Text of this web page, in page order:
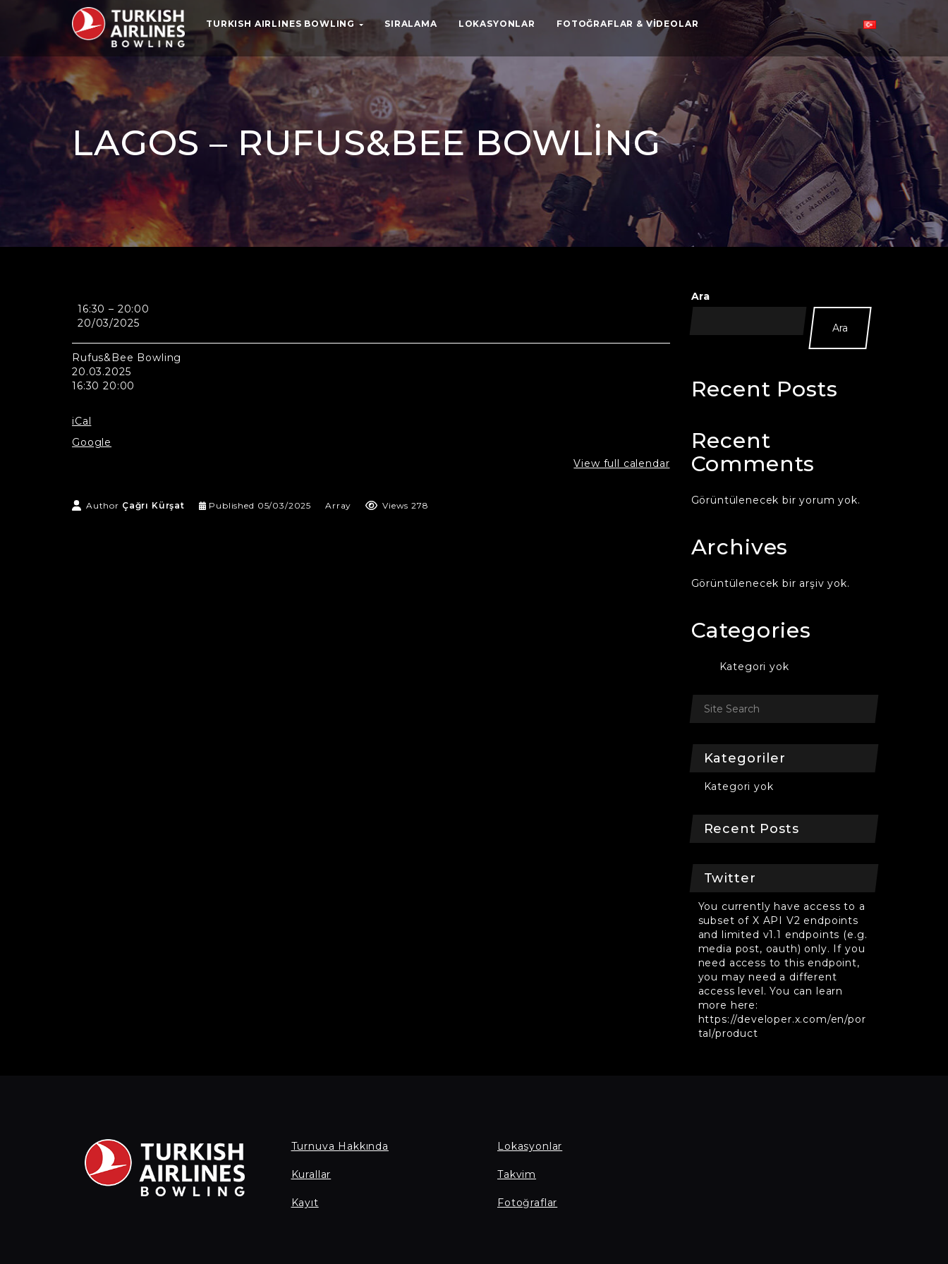
TURKISH AIRLINES BOWLING SIRALAMA LOKASYONLAR FOTOĞRAFLAR & VIDEOLAR
LAGOS – RUFUS&BEE BOWLING
Rufus&Bee
16:30 – 20:00
20/03/2025
Rufus&Bee Bowling
20.03.2025
16:30 20:00
iCal
Google
View full calendar
Author Çağrı Kürşat Published 05/03/2025 Array Views 278
Ara
Ara
Recent Posts
Recent
Comments
Görüntülenecek bir yorum yok.
Archives
Görüntülenecek bir arşiv yok.
Categories
Kategori yok
Kategoriler
Kategori yok
Recent Posts
Twitter
You currently have access to a
subset of X API V2 endpoints
and limited v1.1 endpoints (e.g.
media post, oauth) only. If you
need access to this endpoint,
you may need a different
access level. You can learn
more here:
https://developer.x.com/en/por
tal/product
Turnuva Hakkında
Kurallar
Kayıt
Lokasyonlar
Takvim
Fotoğraflar